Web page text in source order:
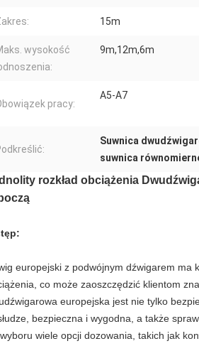
15m
wysokość
9m,12m,6m
pracy:
A5-A7
Suwnica
suwnica
rozkład obciążenia
europejski z podwójnym dźwigarem ma
co może zaoszczędzić klientom
europejska jest nie tylko
bezpieczna i wygodna, a także
wiele opcji dozowania, takich jak